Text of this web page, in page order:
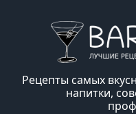
Рецепты самых
напитки,